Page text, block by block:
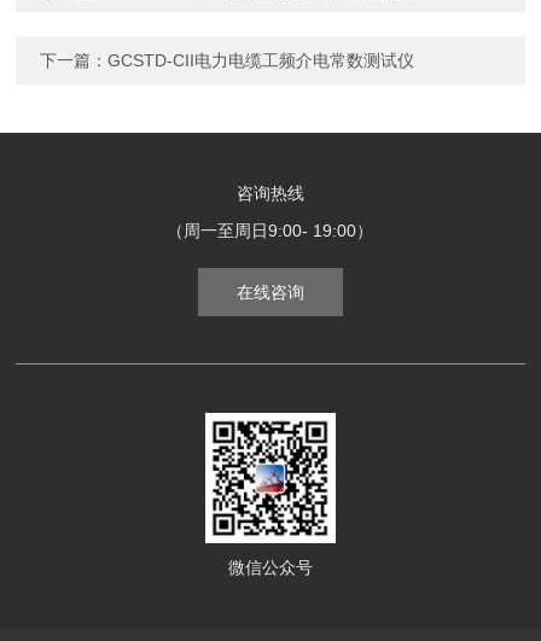
下一篇：GCSTD-CII电力电缆工频介电常数测试仪
咨询热线
（周一至周日9:00- 19:00）
在线咨询
微信公众号